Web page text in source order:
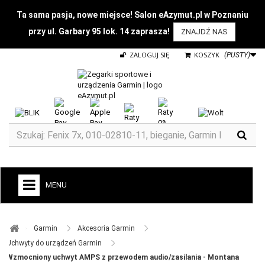
Ta sama pasja, nowe miejsce! Salon eAzymut.pl w Poznaniu
przy ul. Garbary 95 lok. 14 zaprasza!
ZNAJDŹ NAS
KOSZYK (PUSTY)
ZALOGUJ SIĘ
MENU
ZEGARKI DO BIEGANIA
ZEGARKI DLA DZIECI GARMIN
Garmin ​
Akcesoria Garmin ​
Uchwyty do urządzeń Garmin ​
Wzmocniony uchwyt AMPS z przewodem audio/zasilania - Montana